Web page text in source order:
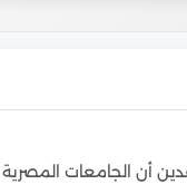
أن الجامعات